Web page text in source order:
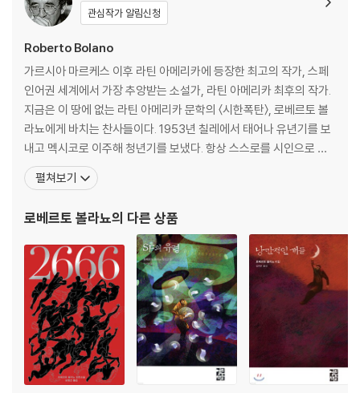
선탠
울리세스의 죽음
말썽꾼
세비야가 날 죽인다
혼돈 주간
옮긴이의 말
로베르토 볼라뇨 연보
관심작가 알림신청
Roberto Bolano
가르시아 마르케스 이후 라틴 아메리카에 등장한 최고의 작가, 스페
인어권 세계에서 가장 추앙받는 소설가, 라틴 아메리카 최후의 작가.
지금은 이 땅에 없는 라틴 아메리카 문학의 〈시한폭탄〉, 로베르토 볼
라뇨에게 바치는 찬사들이다. 1953년 칠레에서 태어나 유년기를 보
내고 멕시코로 이주해 청년기를 보냈다. 항상 스스로를 시인으로 여
겼던 그는 15세부터 시를 쓰기 시작해 20대 초반에는 〈인프라레알리
스모〉라는 반항적 시 문학 운동을 이끌기도 했다. 이어 20대 중반 유
첫 장편 『아이스링크』(1993)를 필두로 거의
펼쳐보기
로베르토 볼라뇨의 다른 상품